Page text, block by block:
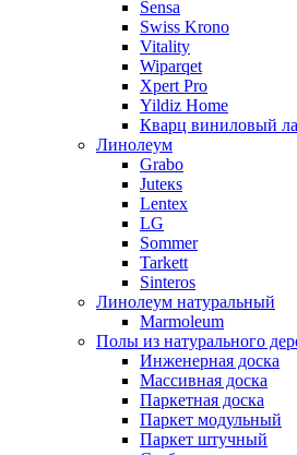
Sensa
Swiss Krono
Vitality
Wiparqet
Xpert Pro
Yildiz Home
Кварц виниловый
Линолеум
Grabo
Juteкs
Lentex
LG
Sommer
Tarkett
Sinteros
Линолеум натуральный
Marmoleum
Полы из натурального
Инженерная доска
Массивная доска
Паркетная доска
Паркет модульный
Паркет штучный